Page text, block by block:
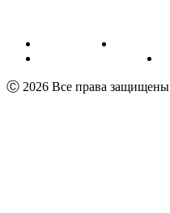
Публичная оферта
Пользовательское соглашение
Ⓒ 2026 Все права защищены